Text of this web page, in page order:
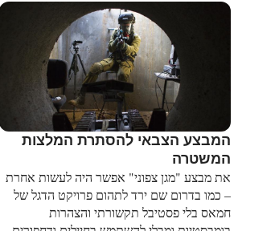
המבצע הצבאי להסתרת המלצות
המשטרה
את מבצע "מגן צפוני" אפשר היה לעשות אחרת
– כמו בדרום שם ירד לתהום פרויקט הדגל של
חמאס בלי פסטיבל תקשורתי והצהרות